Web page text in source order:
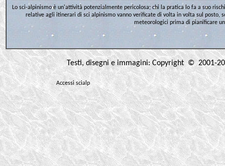
Lo sci-alpinismo è un'attività potenzialmente pericolosa; chi la pratica lo fa a suo
relative agli itinerari di sci alpinismo vanno verificate di volta in volta sul posto,
meteorologici prima di pianificare
Testi, disegni e immagini: Copyright © 2001-
Accessi scialp